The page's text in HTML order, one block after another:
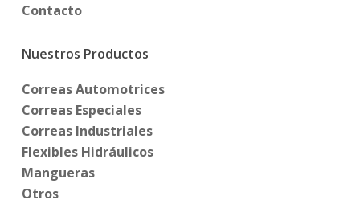
Contacto
Nuestros Productos
Correas Automotrices
Correas Especiales
Correas Industriales
Flexibles Hidráulicos
Mangueras
Otros